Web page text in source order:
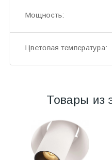
Мощность:
Цветовая температура:
Товары из